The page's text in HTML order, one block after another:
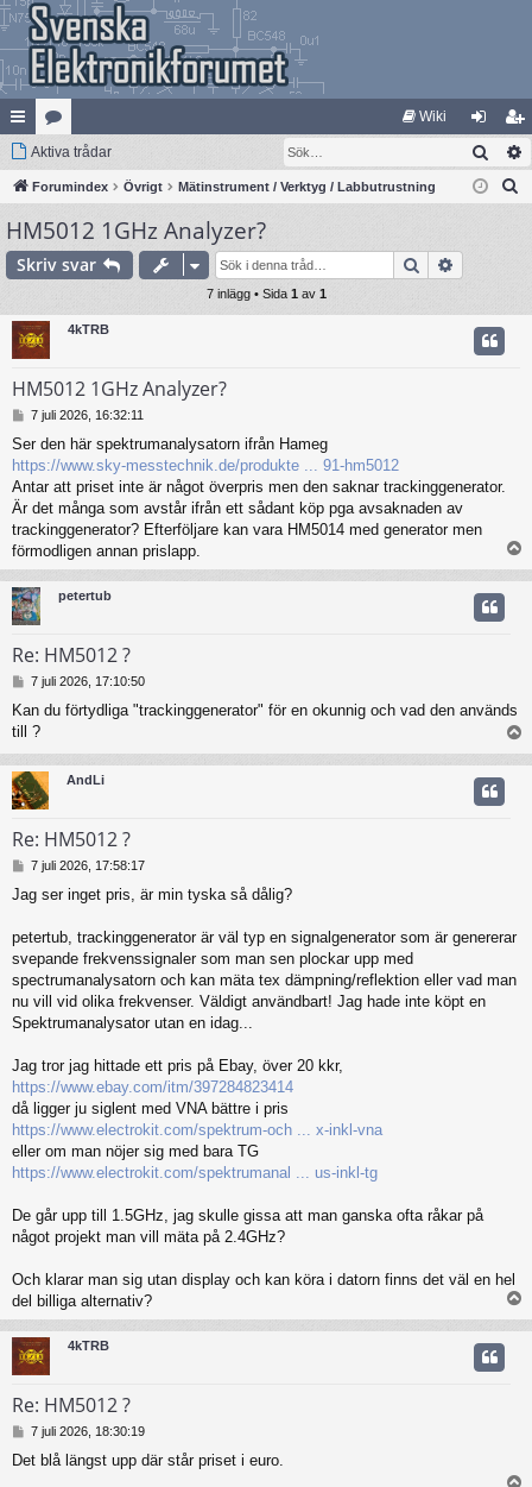
na
bb
lä
nk
at
eg
ori
er
Wiki
og
ga
li
m
Aktiva trådar Sök
Forumindex Övrigt Mätinstrument / Verktyg / Labbutrustning
HM5012 1GHz Analyzer?
Skriv svar Sök
7 inlägg • Sida 1av 1
4kTRB
HM5012 1GHz Analyzer?
l
ä
g
g
7 juli 2026, 16:32:11
Ser den här spektrumanalysatorn ifrån Hameg
https://www.sky-messtechnik.de/produkte ... 91-hm5012
Antar att priset inte är något överpris men den saknar trackinggenerator.
Är det många som avstår ifrån ett sådant köp pga avsaknaden av
trackinggenerator? Efterföljare kan vara HM5014 med generator men
förmodligen annan prislapp.
p
p
petertub
Re: HM5012 ?
l
g
g
7 juli 2026, 17:10:50
Kan du förtydliga "trackinggenerator" för en okunnig och vad den används
till ?
p
p
AndLi
Re: HM5012 ?
l
g
g
7 juli 2026, 17:58:17
Jag ser inget pris, är min tyska så dålig?
petertub, trackinggenerator är väl typ en signalgenerator som är genererar
svepande frekvenssignaler som man sen plockar upp med
spectrumanalysatorn och kan mäta tex dämpning/reflektion eller vad man
nu vill vid olika frekvenser. Väldigt användbart! Jag hade inte köpt en
Spektrumanalysator utan en idag...
Jag tror jag hittade ett pris på Ebay, över 20 kkr,
https://www.ebay.com/itm/397284823414
då ligger ju siglent med VNA bättre i pris
https://www.electrokit.com/spektrum-och ... x-inkl-vna
eller om man nöjer sig med bara TG
https://www.electrokit.com/spektrumanal ... us-inkl-tg
De går upp till 1.5GHz, jag skulle gissa att man ganska ofta råkar på
något projekt man vill mäta på 2.4GHz?
Och klarar man sig utan display och kan köra i datorn finns det väl en hel
del billiga alternativ?
p
p
4kTRB
Re: HM5012 ?
l
7 juli 2026, 18:30:19
Det blå längst upp där står priset i euro.